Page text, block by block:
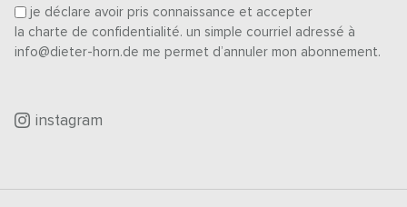
je déclare avoir pris connaissance et accepter
la charte de confidentialité. un simple courriel adressé à
info@dieter-horn.de me permet d’annuler mon abonnement.
instagram